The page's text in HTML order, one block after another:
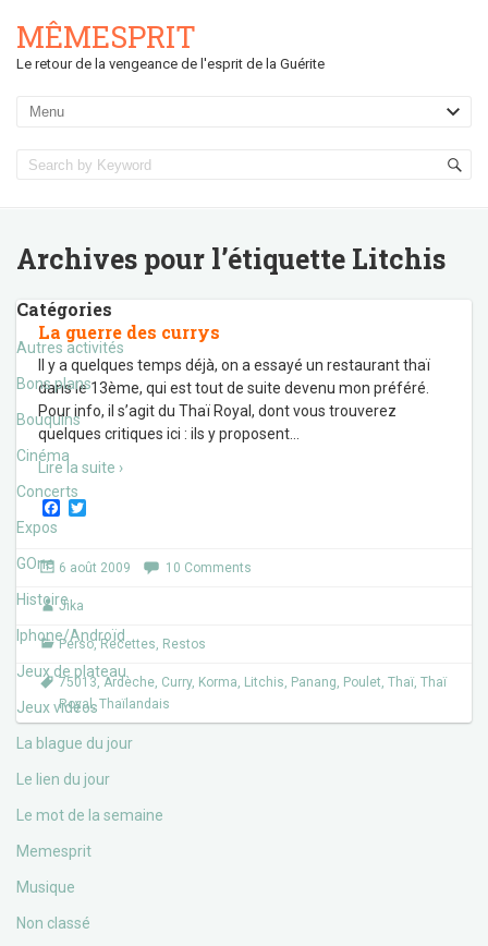
MÊMESPRIT
Le retour de la vengeance de l'esprit de la Guérite
Archives pour l’étiquette Litchis
Catégories
Autres activités
Bons plans
Bouquins
Cinéma
Concerts
Expos
GOne
Histoire
Iphone/Androïd
Jeux de plateau
Jeux vidéos
La blague du jour
Le lien du jour
Le mot de la semaine
Memesprit
Musique
Non classé
La guerre des currys
Il y a quelques temps déjà, on a essayé un restaurant thaï
dans le 13ème, qui est tout de suite devenu mon préféré.
Pour info, il s’agit du Thaï Royal, dont vous trouverez
quelques critiques ici : ils y proposent
Lire la suite ›
F
e
b
o
o
k
t
t
6 août 2009 10 Comments
Jika
Perso,Recettes, Restos
75013, Ardèche, Curry, Korma, Litchis, Panang, Poulet, Thaï, Thaï
Royal,Thaïlandais